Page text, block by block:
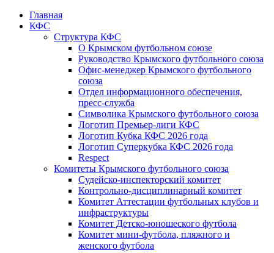
Главная
КФС
Структура КФС
О Крымском футбольном союзе
Руководство Крымского футбольного союза
Офис-менеджер Крымского футбольного
союза
Отдел информационного обеспечения,
пресс-служба
Символика Крымского футбольного союза
Логотип Премьер-лиги КФС
Логотип Кубка КФС 2026 года
Логотип Суперкубка КФС 2026 года
Respect
Комитеты Крымского футбольного союза
Судейско-инспекторский комитет
Контрольно-дисциплинарный комитет
Комитет Аттестации футбольных клубов и
инфраструктуры
Комитет Детско-юношеского футбола
Комитет мини-футбола, пляжного и
женского футбола